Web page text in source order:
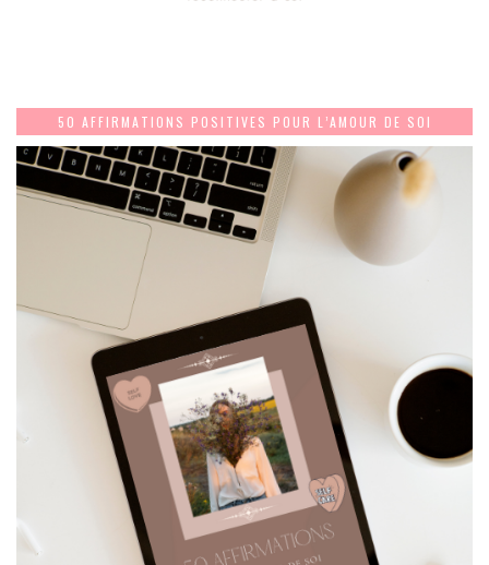
50 AFFIRMATIONS POSITIVES POUR L’AMOUR DE SOI